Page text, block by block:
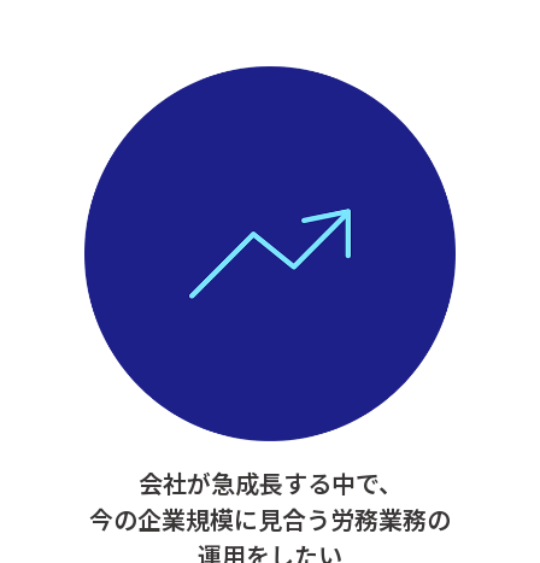
会社が急成長する中で、
今の企業規模に見合う労務業務の
運用をしたい